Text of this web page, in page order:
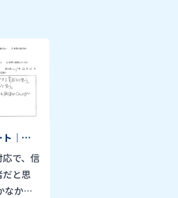
｜
で、信
と思
なかシ